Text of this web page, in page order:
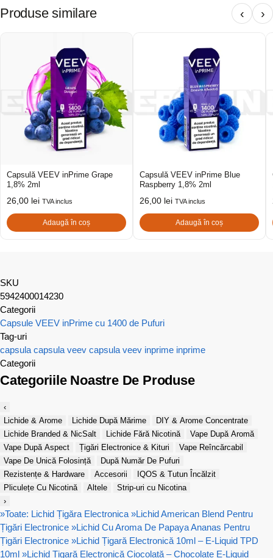
Produse similare ‹ ›
Capsulă VEEV inPrime Grape
1,8% 2ml
26,00 lei TVA inclus
Adaugă în coș
Capsulă VEEV inPrime Blue
Raspberry 1,8% 2ml
26,00 lei TVA inclus
Adaugă în coș
SKU
5942400014230
Categorii
Capsule VEEV inPrime cu 1400 de Pufuri
Tag-uri
capsula capsula veev capsula veev inprime inprime
Categorii
Categoriile Noastre De Produse
‹
Lichide & Arome
Lichide După Mărime
DIY & Arome Concentrate
Lichide Branded & NicSalt
Lichide Fără Nicotină
Vape După Aromă
Vape După Aspect
Țigări Electronice & Kituri
Vape Reîncărcabil
Vape De Unică Folosință
După Număr De Pufuri
Rezistențe & Hardware
Accesorii
IQOS & Tutun Încălzit
Pliculețe Cu Nicotină
Altele
Strip-uri cu Nicotina
›
»Toate: Lichid Țigăra Electronica »Lichid American Blend Pentru
Țigări Electronice »Lichid Cu Aroma De Papaya Ananas Pentru
Țigări Electronice »Lichid Țigară Electronică 10ml – E-Liquid TPD
10ml »Lichid Țigară Electronică Ciocolată – Chocolate E-Liquid